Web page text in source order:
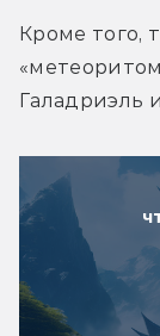
Кроме того,
Галадриэль